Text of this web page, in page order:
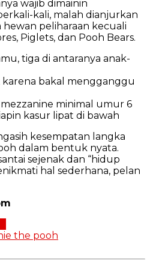
wajib dimainin
kali, malah dianjurkan
peliharaan kecuali
Piglets, dan Pooh Bears.
tiga di antaranya anak-
bakal mengganggu
minimal umur 6
kasur lipat di bawah
kesempatan langka
dalam bentuk nyata.
sejenak dan “hidup
hal sederhana, pelan
the pooh